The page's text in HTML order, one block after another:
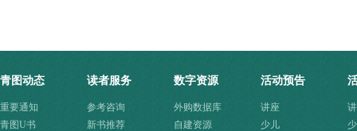
青图动态
重要通知
青图U书
读者服务
参考咨询
新书推荐
数字资源
外购数据库
自建资源
活动预告
讲座
少儿